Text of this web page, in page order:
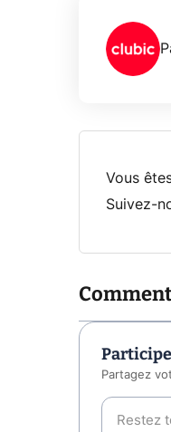
Vous
Suivez-
Partagez